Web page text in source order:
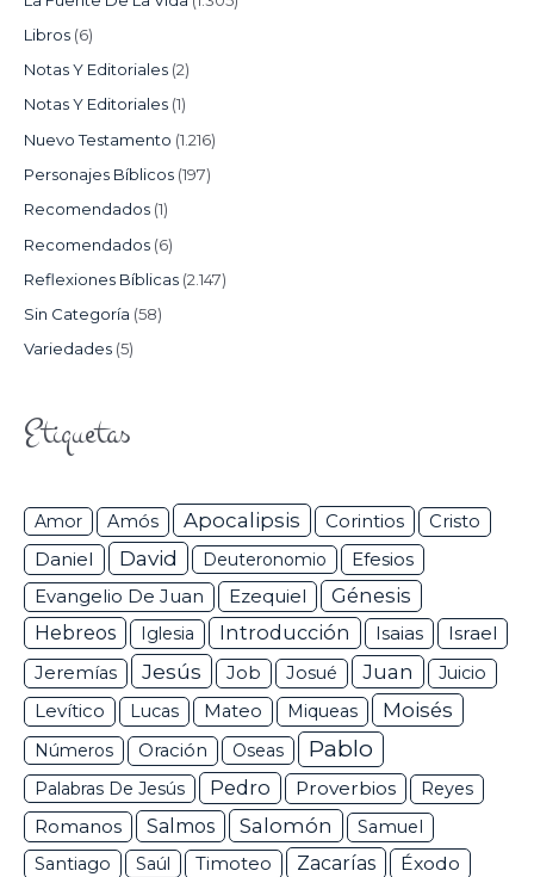
Libros (6)
Notas Y Editoriales (2)
Notas Y Editoriales (1)
Nuevo Testamento (1.216)
Personajes Bíblicos (197)
Recomendados (1)
Recomendados (6)
Reflexiones Bíblicas (2.147)
Sin Categoría (58)
Variedades (5)
Etiquetas
Amor Amós Apocalipsis Corintios Cristo
Daniel David Deuteronomio Efesios
Evangelio De Juan Ezequiel
Génesis
Hebreos
Iglesia Introducción Isaias Israel
Jeremías Jesús Job Josué Juan
Juicio
Levítico
Lucas Mateo Miqueas Moisés
Números Oración Oseas Pablo
Palabras De Jesús Pedro Proverbios Reyes
Romanos Salmos Salomón
Samuel
Santiago
Saúl Timoteo Zacarías Éxodo